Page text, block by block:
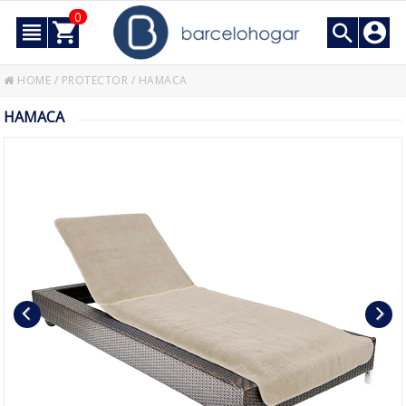
0
HOME / PROTECTOR / HAMACA
HAMACA